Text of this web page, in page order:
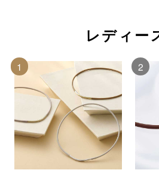
レディー
1 2